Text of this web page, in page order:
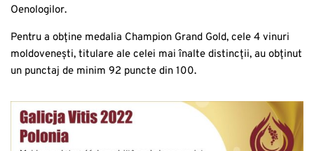
Oenologilor.
Pentru a obține medalia Champion Grand Gold, cele 4 vinuri
moldovenești, titulare ale celei mai înalte distincții, au obținut
un punctaj de minim 92 puncte din 100.